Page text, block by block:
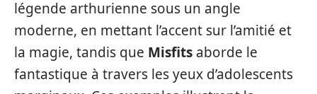
légende arthurienne sous un angle
moderne, en mettant l’accent sur l’amitié et
la magie, tandis que Misfits aborde le
fantastique à travers les yeux d’adolescents